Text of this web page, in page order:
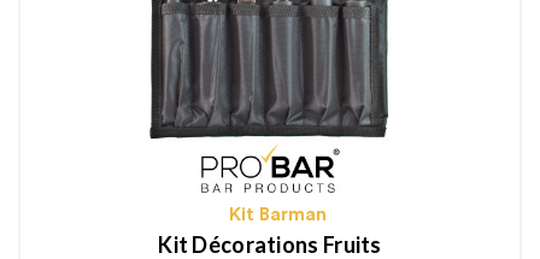
Kit Barman
Kit Décorations Fruits